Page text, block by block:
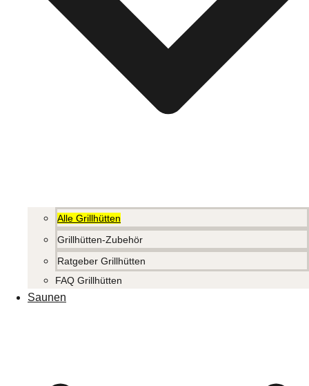
Alle Grillhütten
Grillhütten-Zubehör
Ratgeber Grillhütten
FAQ Grillhütten
Saunen